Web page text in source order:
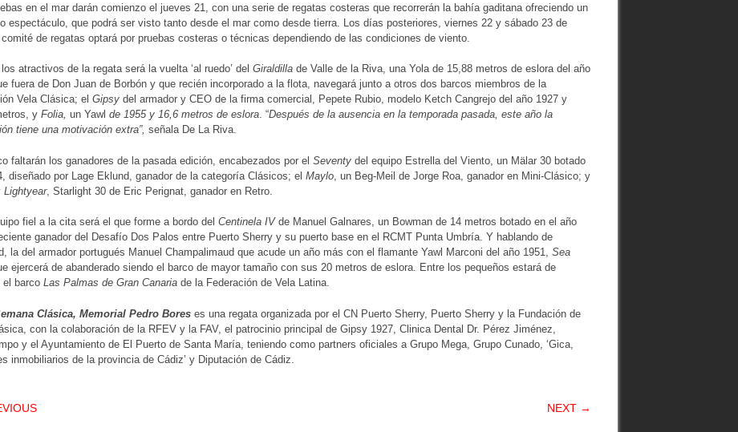
en el mar darán comienzo el jueves 21, con una serie de regatas costeras que recorrerán la bahía gaditana ofreciendo un
espectáculo, que podrá ser visto tanto desde el mar como desde tierra. Los días posteriores, viernes 22 y sábado 23 de
de regatas optará por pruebas costeras o técnicas dependiendo de las condiciones de viento.
atractivos de la regata será la vuelta ‘al ruedo’ del Giraldilla de Valle de la Riva, una Yola de 15,88 metros de eslora del año
fuera de Don Juan de Borbón y que recién incorporado a la flota, navegará junto a otros dos barcos miembros de la
Vela Clásica; el Gipsy del armador y CEO de la firma comercial, Pepete Rubio, modelo Ketch Cangrejo del año 1927 y
y Folia, un Yawl de 1955 y 16,6 metros de eslora. “Después de la ausencia en la temporada pasada, este año la
tiene una motivación extra”, señala De La Riva.
faltarán los ganadores de la pasada edición, encabezados por el Seventy del equipo Estrella del Viento, un Mälar 30 botado
diseñado por Lage Eklund, ganador de la categoría Clásicos; el Maylo , un Beg-Meil de Jorge Roa, ganador en Mini-Clásico; y
Lightyear, Starlight 30 de Eric Perignat, ganador en Retro.
fiel a la cita será el que forme a bordo del Centinela IVde Manuel Galnares, un Bowman de 14 metros botado en el año
ganador del Desafío Dos Palos entre Puerto Sherry y su puerto base en el RCMT Punta Umbría. Y hablando de
la del armador portugués Manuel Champalimaud que acude un año más con el flamante Yawl Marconi del año 1951, Sea
ejercerá de abanderado siendo el barco de mayor tamaño con sus 20 metros de eslora. Entre los pequeños estará de
el barco Las Palmas de Gran Canaria de la Federación de Vela Latina.
Clásica, Memorial Pedro Bores es una regata organizada por el CN Puerto Sherry, Puerto Sherry y la Fundación de
con la colaboración de la RFEV y la FAV, el patrocinio principal de Gipsy 1927, Clinica Dental Dr. Pérez Jiménez,
y el Ayuntamiento de El Puerto de Santa María, teniendo como partners oficiales a Grupo Mega, Grupo Cunado, ‘Gica,
inmobiliarios de la provincia de Cádiz’ y Diputación de Cádiz.
NAVIGATION NEXT →